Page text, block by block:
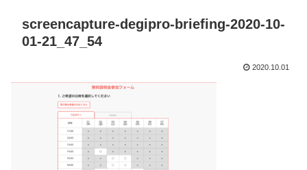
screencapture-degipro-briefing-2020-10-
01-21_47_54
2020.10.01